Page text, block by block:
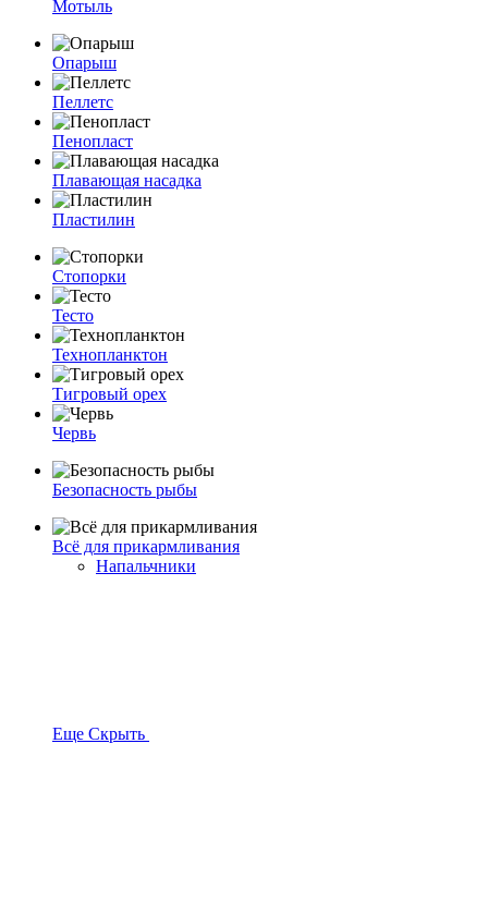
Мотыль
Опарыш
Пеллетс
Пенопласт
Плавающая насадка
Пластилин
Стопорки
Тесто
Технопланктон
Тигровый орех
Червь
Безопасность рыбы
Всё для прикармливания
Напальчники
Еще Скрыть